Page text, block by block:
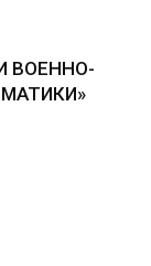
ВОЕННО-